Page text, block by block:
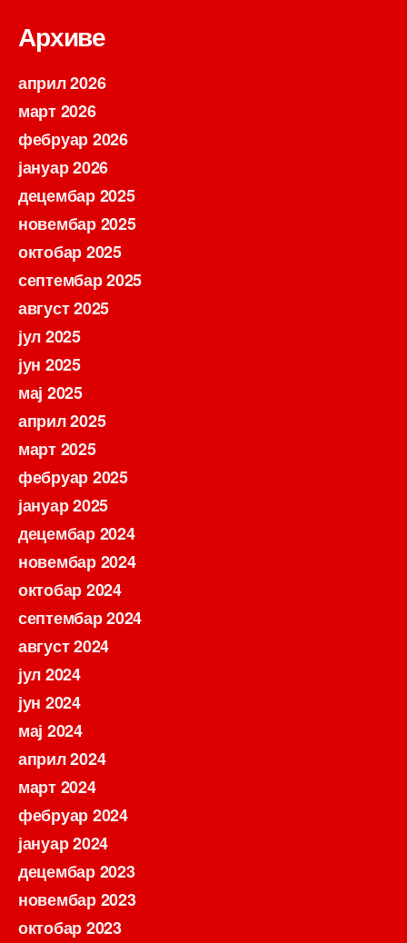
Архиве
април 2026
март 2026
фебруар 2026
јануар 2026
децембар 2025
новембар 2025
октобар 2025
септембар 2025
август 2025
јул 2025
јун 2025
мај 2025
април 2025
март 2025
фебруар 2025
јануар 2025
децембар 2024
новембар 2024
октобар 2024
септембар 2024
август 2024
јул 2024
јун 2024
мај 2024
април 2024
март 2024
фебруар 2024
јануар 2024
децембар 2023
новембар 2023
октобар 2023